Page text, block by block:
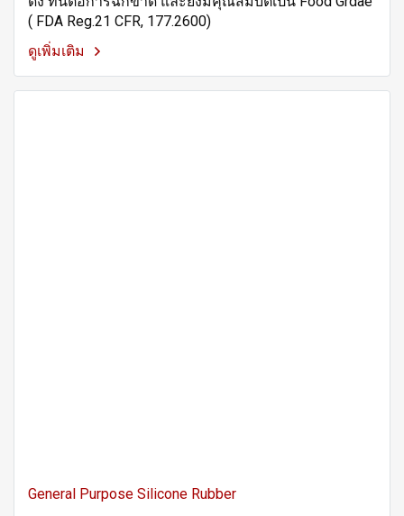
( FDA Reg.21 CFR, 177.2600)
ดูเพิ่มเติม
General Purpose Silicone Rubber